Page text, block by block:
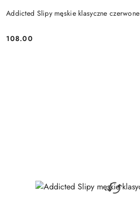
Addicted Slipy męskie klasyczne czerwone
Cena:
108.00